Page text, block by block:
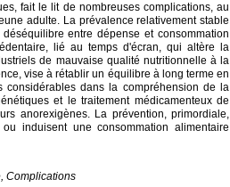
fait le lit de nombreuses complications, au
adulte. La prévalence relativement stable
entre dépense et consommation
lié au temps d'écran, qui altère la
de mauvaise qualité nutritionnelle à la
vise à rétablir un équilibre à long terme en
considérables dans la compréhension de la
et le traitement médicamenteux de
anorexigènes. La prévention, primordiale,
induisent une consommation alimentaire
Complications